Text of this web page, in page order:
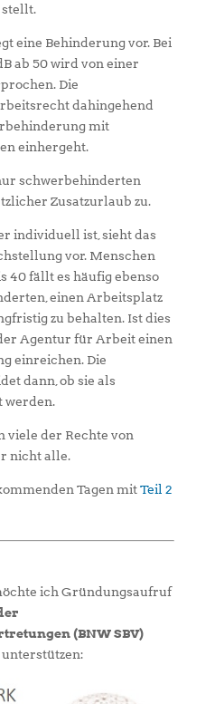
eine Behinderung vor. Bei
ab 50 wird von einer
Die
dahingehend
mit
einhergeht.
schwerbehinderten
Zusatzurlaub zu.
individuell ist, sieht das
vor. Menschen
40 fällt es häufig ebenso
einen Arbeitsplatz
zu behalten. Ist dies
Agentur für Arbeit einen
einreichen. Die
dann, ob sie als
werden.
viele der Rechte von
nicht alle.
Tagen mitTeil 2
ich Gründungsaufruf
(BNW SBV)